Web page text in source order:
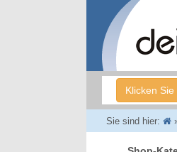
Klicken Sie
Sie sind hier: